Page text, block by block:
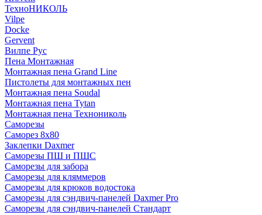
ТехноНИКОЛЬ
Vilpe
Docke
Gervent
Вилпе Рус
Пена Монтажнaя
Монтажная пена Grand Linе
Пистолеты для монтажных пен
Монтажная пена Soudal
Монтажная пена Tytan
Монтажная пена Технониколь
Саморезы
Саморез 8х80
Заклепки Daxmer
Саморезы ПШ и ПШС
Саморезы для забора
Саморезы для кляммеров
Саморезы для крюков водостока
Саморезы для сэндвич-панелей Daxmer Pro
Саморезы для сэндвич-панелей Стандарт